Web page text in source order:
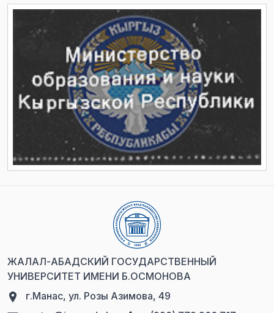
ЖАЛАЛ-АБАДСКИЙ ГОСУДАРСТВЕННЫЙ
УНИВЕРСИТЕТ ИМЕНИ Б.ОСМОНОВА
г.Манас, ул. Розы Азимова, 49